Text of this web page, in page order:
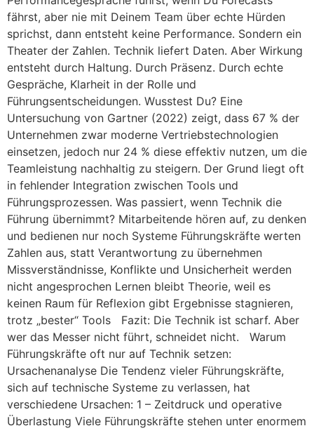
fährst, aber nie mit Deinem Team über echte Hürden
sprichst, dann entsteht keine Performance. Sondern ein
Theater der Zahlen. Technik liefert Daten. Aber Wirkung
entsteht durch Haltung. Durch Präsenz. Durch echte
Gespräche, Klarheit in der Rolle und
Führungsentscheidungen. Wusstest Du? Eine
Untersuchung von Gartner (2022) zeigt, dass 67 % der
Unternehmen zwar moderne Vertriebstechnologien
einsetzen, jedoch nur 24 % diese effektiv nutzen, um die
Teamleistung nachhaltig zu steigern. Der Grund liegt oft
in fehlender Integration zwischen Tools und
Führungsprozessen. Was passiert, wenn Technik die
Führung übernimmt? Mitarbeitende hören auf, zu denken
und bedienen nur noch Systeme Führungskräfte werten
Zahlen aus, statt Verantwortung zu übernehmen
Missverständnisse, Konflikte und Unsicherheit werden
nicht angesprochen Lernen bleibt Theorie, weil es
keinen Raum für Reflexion gibt Ergebnisse stagnieren,
trotz „bester“ Tools Fazit: Die Technik ist scharf. Aber
wer das Messer nicht führt, schneidet nicht. Warum
Führungskräfte oft nur auf Technik setzen:
Ursachenanalyse Die Tendenz vieler Führungskräfte,
sich auf technische Systeme zu verlassen, hat
verschiedene Ursachen: 1 – Zeitdruck und operative
Überlastung Viele Führungskräfte stehen unter enormem